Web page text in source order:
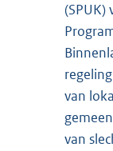
van
van